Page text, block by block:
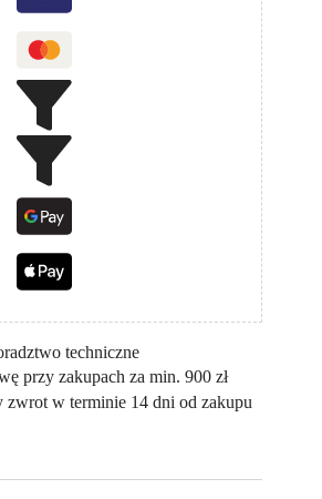
techniczne
przy zakupach za min. 900 zł
zwrot w terminie 14 dni od zakupu